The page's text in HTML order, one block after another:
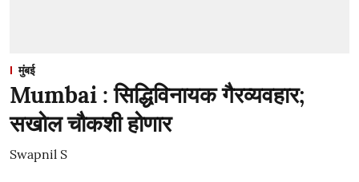
मुंबई
Mumbai : सिद्धिविनायक गैरव्यवहार;
सखोल चौकशी होणार
Swapnil S